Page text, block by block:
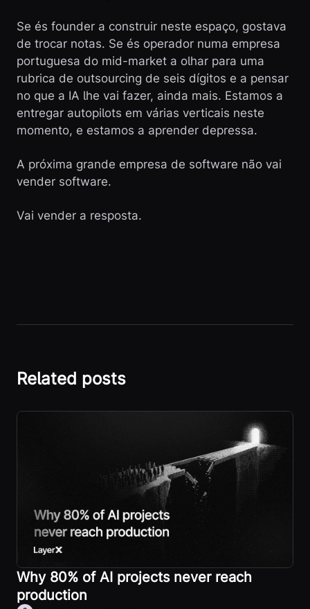
Se és founder a construir neste espaço, gostava
de trocar notas. Se és operador numa empresa
portuguesa do mid-market a olhar para uma
rubrica de outsourcing de seis dígitos e a pensar
no que a IA lhe vai fazer, ainda mais. Estamos a
entregar autopilots em várias verticais neste
momento, e estamos a aprender depressa.
A próxima grande empresa de software não vai
vender software.
Vai vender a resposta.
Related posts
Why 80% of AI projects never reach
production